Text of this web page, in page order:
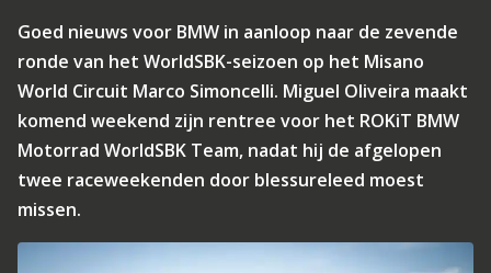
Goed nieuws voor BMW in aanloop naar de zevende
ronde van het WorldSBK-seizoen op het Misano
World Circuit Marco Simoncelli. Miguel Oliveira maakt
komend weekend zijn rentree voor het ROKiT BMW
Motorrad WorldSBK Team, nadat hij de afgelopen
twee raceweekenden door blessureleed moest
missen.